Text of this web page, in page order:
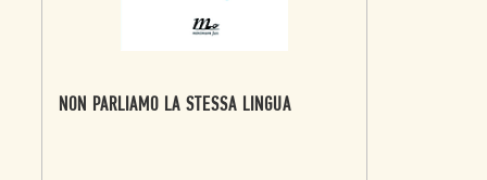
NON PARLIAMO LA STESSA LINGUA